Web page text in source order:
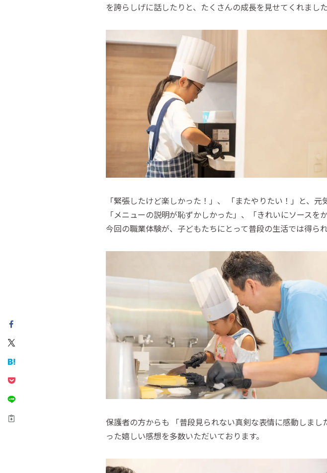
を誇らしげに話したりと、たくさんの成長を見せてくれました
「緊張したけど楽しかった！」、 「またやりたい！」と、元
「メニューの説明が恥ずかしかった」、「きれいにソースを
今回の職業体験が、子どもたちにとって普段の生活では得ら
保護者の方からも 「普段見られない真剣な表情に感動しま
った嬉しい感想を多数いただいております。